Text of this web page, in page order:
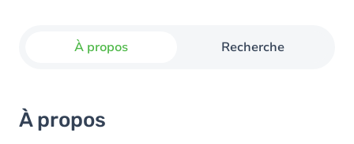
À propos Recherche
À propos